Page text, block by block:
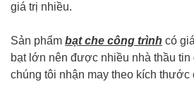
giá trị nhiều.
Sản phẩm bạt che công trình có
bạt lớn nên được nhiều nhà thầu tin
chúng tôi nhận may theo kích thước